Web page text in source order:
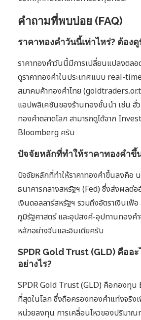
คำถามที่พบบ่อย (FAQ)
ราคาทองคำวันนี้เท่าไหร่? ต้อง
ราคาทองคำวันนี้มีการเปลี่ยนแปลงตลอ
ดูราคาทองคำในประเทศแบบ real-time
สมาคมค้าทองคำไทย
แอปพลิเคชันของร้านทองชั้นนำ เช่น ฮั่ว
ทองคำตลาดโลก สามารถดูได้จาก
Bloomberg ครับ
ปัจจัยหลักที่ทำให้ราคาทองคำขึ้
ปัจจัยหลักที่ทำให้ราคาทองคำขึ้นลงคือ
ธนาคารกลางสหรัฐฯ (Fed) ซึ่งส่งผลต่อ
เงินดอลลาร์สหรัฐฯ รวมถึงอัตราเงินเฟ้
ภูมิรัฐศาสตร์ และอุปสงค์-อุปทานทองค
หลักอย่างจีนและอินเดียครับ
SPDR Gold Trust (GLD) คืออ
อย่างไร?
SPDR Gold Trust (GLD) คือกองทุน
ที่สุดในโลก ซึ่งถือครองทองคำแท่งจริ
หน่วยลงทุน การเคลื่อนไหวของปริมาณ